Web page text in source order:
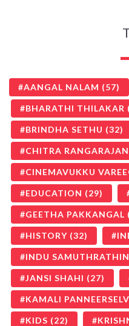
AANGAL NALAM (57)
BHARATHI THILAKAR
BRINDHA SETHU (32)
CHITRA RANGARAJAN
CINEMAVUKKU
EDUCATION (29)
GEETHA PAKKANGAL
HISTORY (32)
INDU
JANSI SHAHI (27)
KAMALI
KIDS (22)